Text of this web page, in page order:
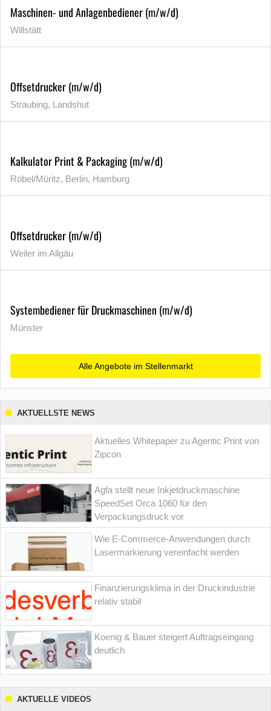
Maschinen- und Anlagenbediener (m/w/d)
Willstätt
Offsetdrucker (m/w/d)
Straubing, Landshut
Kalkulator Print & Packaging (m/w/d)
Röbel/Müritz, Berlin, Hamburg
Offsetdrucker (m/w/d)
Weiler im Allgäu
Systembediener für Druckmaschinen (m/w/d)
Münster
Alle Angebote im Stellenmarkt
AKTUELLSTE NEWS
Aktuelles Whitepaper zu Agentic Print von
Zipcon
Agfa stellt neue Inkjetdruckmaschine
SpeedSet Orca 1060 für den
Verpackungsdruck vor
Wie E-Commerce-Anwendungen durch
Lasermarkierung vereinfacht werden
Finanzierungsklima in der Druckindustrie
relativ stabil
Koenig & Bauer steigert Auftragseingang
deutlich
AKTUELLE VIDEOS